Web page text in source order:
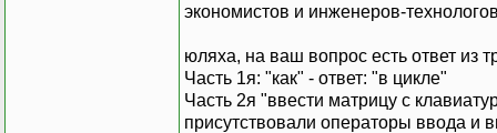
экономистов и инженеров-
юляха, на ваш вопрос есть ответ из
Часть 1я: "как" - ответ: "в цикле"
Часть 2я "ввести матрицу с
присутствовали операторы ввода